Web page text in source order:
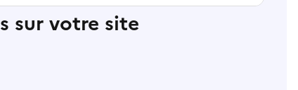
sur votre site